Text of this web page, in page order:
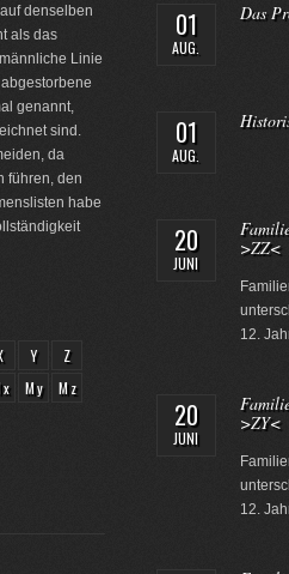
denselben
als das
Linie
genannt,
sind.
da
führen, den
habe
Y
Z
My Mz
01
AUG.
Das
01
AUG.
20
JUNI
>ZZ<
12.
20
JUNI
>ZY<
12.